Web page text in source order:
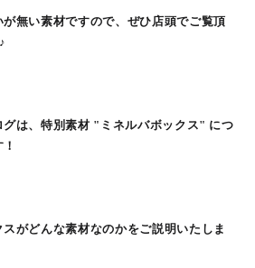
無い素材ですので、ぜひ店頭でご覧頂
グは、特別素材 "ミネルバボックス" につ
がどんな素材なのかをご説明いたしま